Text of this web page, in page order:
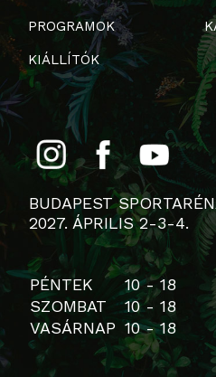
PROGRAMOK
KIÁLLÍTÓK
BUDAPEST
2027. ÁPRILIS 2-3-4.
PÉNTEK
10 - 18
SZOMBAT
10 - 18
VASÁRNAP 10 - 18